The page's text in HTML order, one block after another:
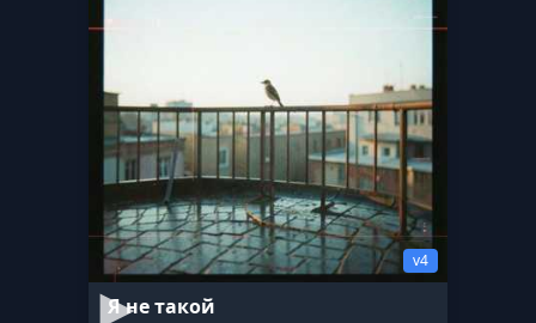
v4
Я не такой